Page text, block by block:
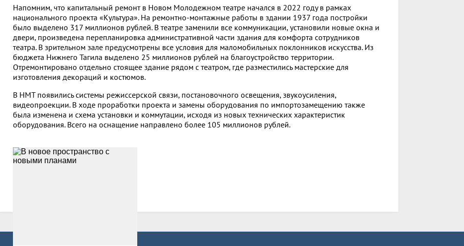
Напомним, что капитальный ремонт в Новом Молодежном театре начался в 2022 году в рамках
национального проекта «Культура». На ремонтно-монтажные работы в здании 1937 года постройки
было выделено 317 миллионов рублей. В театре заменили все коммуникации, установили новые окна и
двери, произведена перепланировка административной части здания для комфорта сотрудников
театра. В зрительном зале предусмотрены все условия для маломобильных поклонников искусства. Из
бюджета Нижнего Тагила выделено 25 миллионов рублей на благоустройство территории.
Отремонтировано отдельно стоящее здание рядом с театром, где разместились мастерские для
изготовления декораций и костюмов.
В НМТ появились системы режиссерской связи, постановочного освещения, звукоусиления,
видеопроекции. В ходе проработки проекта и замены оборудования по импортозамещению также
была изменена и схема установки и коммутации, исходя из новых технических характеристик
оборудования. Всего на оснащение направлено более 105 миллионов рублей.